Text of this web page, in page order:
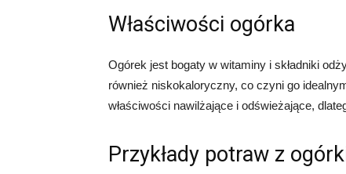
Właściwości ogórka
Ogórek jest bogaty w witaminy i składniki
również niskokaloryczny, co czyni go
właściwości nawilżające i odświeżające,
Przykłady potraw z